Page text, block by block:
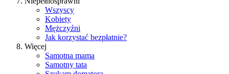
Wszyscy
Kobiety
Mężczyźni
Jak korzystać bezpłatnie?
Więcej
Samotna mama
Samotny tata